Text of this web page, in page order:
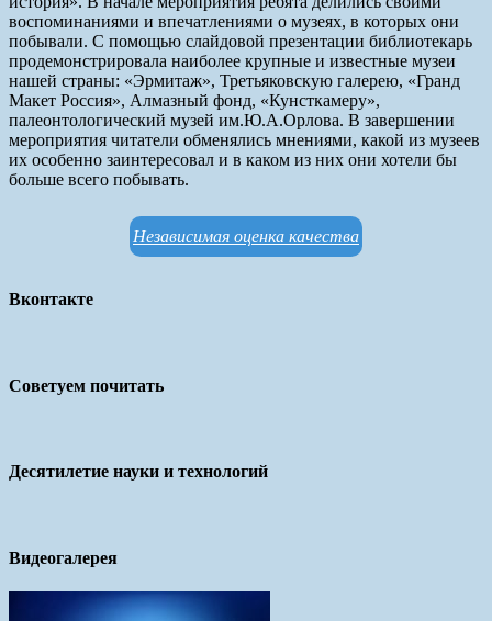
воспоминаниями и впечатлениями о музеях, в которых они
побывали. С помощью слайдовой презентации библиотекарь
продемонстрировала наиболее крупные и известные музеи
нашей страны: «Эрмитаж», Третьяковскую галерею, «Гранд
Макет Россия», Алмазный фонд, «Кунсткамеру»,
палеонтологический музей им.Ю.А.Орлова. В завершении
мероприятия читатели обменялись мнениями, какой из музеев
их особенно заинтересовал и в каком из них они хотели бы
больше всего побывать.
Независимая оценка качества
Вконтакте
Советуем почитать
Десятилетие науки и технологий
Видеогалерея